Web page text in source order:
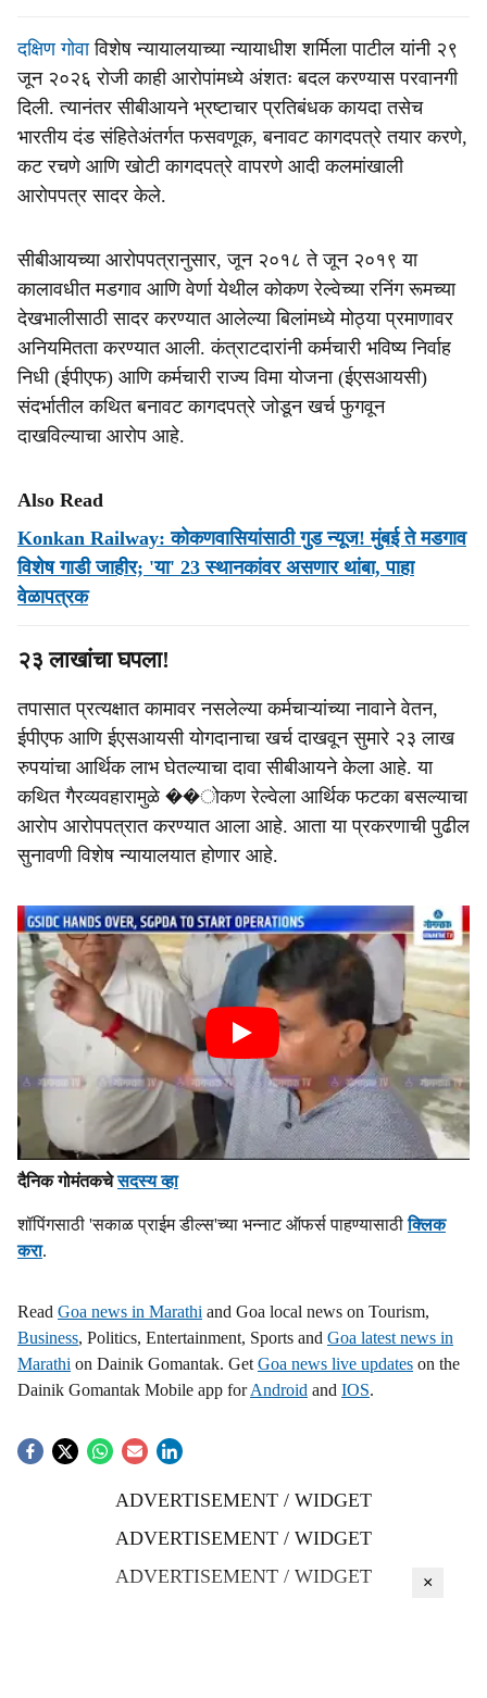
दक्षिण गोवाविशेष न्यायालयाच्या न्यायाधीश शर्मिला पाटील यांनी २९
जून २०२६ रोजी काही आरोपांमध्ये अंशतः बदल करण्यास परवानगी
दिली. त्यानंतर सीबीआयने भ्रष्टाचार प्रतिबंधक कायदा तसेच
भारतीय दंड संहितेअंतर्गत फसवणूक, बनावट कागदपत्रे तयार करणे,
कट रचणे आणि खोटी कागदपत्रे वापरणे आदी कलमांखाली
आरोपपत्र सादर केले.
सीबीआयच्या आरोपपत्रानुसार, जून २०१८ ते जून २०१९ या
कालावधीत मडगाव आणि वेर्णा येथील कोकण रेल्वेच्या रनिंग रूमच्या
देखभालीसाठी सादर करण्यात आलेल्या बिलांमध्ये मोठ्या प्रमाणावर
अनियमितता करण्यात आली. कंत्राटदारांनी कर्मचारी भविष्य निर्वाह
निधी (ईपीएफ) आणि कर्मचारी राज्य विमा योजना (ईएसआयसी)
संदर्भातील कथित बनावट कागदपत्रे जोडून खर्च फुगवून
दाखविल्याचा आरोप आहे.
Also Read
Konkan Railway: कोकणवासियांसाठी गुड न्यूज! मुंबई ते मडगाव
विशेष गाडी जाहीर; 'या' 23 स्थानकांवर असणार थांबा, पाहा
वेळापत्रक
२३ लाखांचा घपला!
तपासात प्रत्यक्षात कामावर नसलेल्या कर्मचाऱ्यांच्या नावाने वेतन,
ईपीएफ आणि ईएसआयसी योगदानाचा खर्च दाखवून सुमारे २३ लाख
रुपयांचा आर्थिक लाभ घेतल्याचा दावा सीबीआयने केला आहे. या
कथित गैरव्यवहारामुळे ��ोकण रेल्वेला आर्थिक फटका बसल्याचा
आरोप आरोपपत्रात करण्यात आला आहे. आता या प्रकरणाची पुढील
सुनावणी विशेष न्यायालयात होणार आहे.
दैनिक गोमंतकचेसदस्य व्हा
शॉपिंगसाठी 'सकाळ प्राईम डील्स'च्या भन्नाट ऑफर्स पाहण्यासाठीक्लिक
करा.
Read Goa news in Marathi and Goa local news on Tourism,
Business, Politics, Entertainment, Sports and Goa latest news in
Marathi on Dainik Gomantak. Get Goa news live updates on the
Dainik Gomantak Mobile app forAndroid and IOS.
ADVERTISEMENT / WIDGET
ADVERTISEMENT / WIDGET
ADVERTISEMENT / WIDGET
×